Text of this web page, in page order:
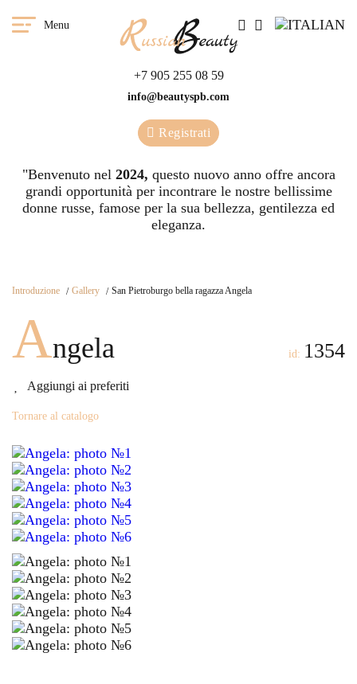
Menu
+7 905 255 08 59
info@beautyspb.com
Registrati
"Benvenuto nel 2024, questo nuovo anno offre ancora
grandi opportunità per incontrare le nostre bellissime
donne russe, famose per la sua bellezza, gentilezza ed
eleganza.
Introduzione Gallery San Pietroburgo bella ragazza Angela
Angela
Aggiungi ai preferiti
id: 1354
Tornare al catalogo